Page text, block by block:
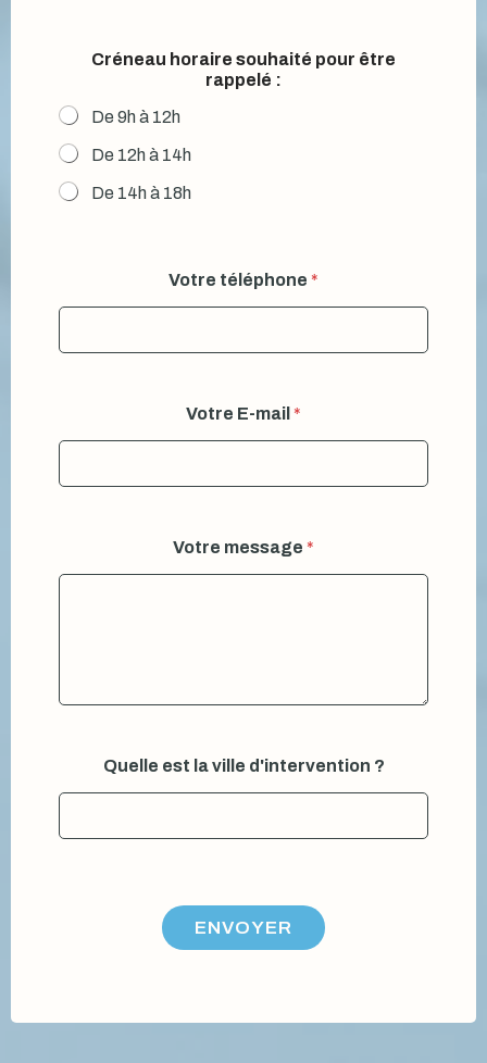
Créneau horaire souhaité pour être
rappelé :
De 9h à 12h
De 12h à 14h
De 14h à 18h
Votre téléphone *
Votre E-mail *
Votre message *
o
t
e
v
Quelle est la ville d'intervention ?
ENVOYER